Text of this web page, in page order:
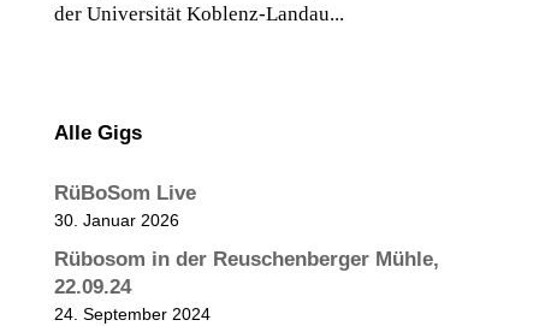
der Universität Koblenz-Landau...
Alle Gigs
RüBoSom Live
30. Januar 2026
Rübosom in der Reuschenberger Mühle,
22.09.24
24. September 2024